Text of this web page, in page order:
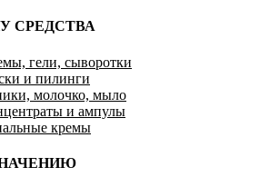
СРЕДСТВА
гели, сыворотки
и пилинги
молочко, мыло
и ампулы
кремы